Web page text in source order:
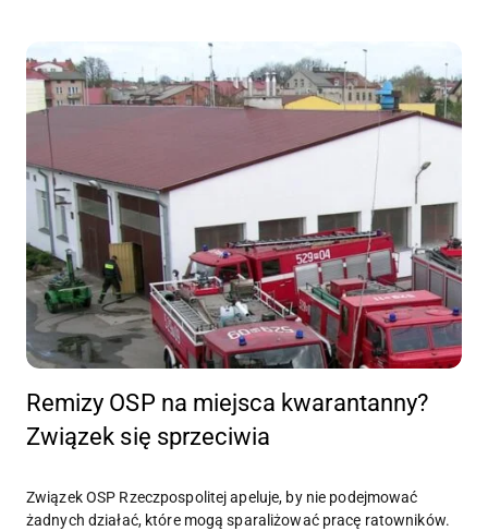
Remizy OSP na miejsca kwarantanny?
Związek się sprzeciwia
Związek OSP Rzeczpospolitej apeluje, by nie podejmować
żadnych działać, które mogą sparaliżować pracę ratowników.